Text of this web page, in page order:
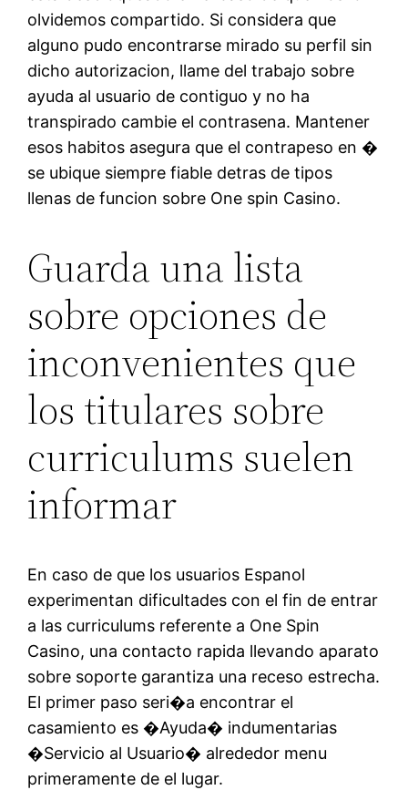
olvidemos compartido. Si considera que
alguno pudo encontrarse mirado su perfil sin
dicho autorizacion, llame del trabajo sobre
ayuda al usuario de contiguo y no ha
transpirado cambie el contrasena. Mantener
esos habitos asegura que el contrapeso en �
se ubique siempre fiable detras de tipos
llenas de funcion sobre One spin Casino.
Guarda una lista
sobre opciones de
inconvenientes que
los titulares sobre
curriculums suelen
informar
En caso de que los usuarios Espanol
experimentan dificultades con el fin de entrar
a las curriculums referente a One Spin
Casino, una contacto rapida llevando aparato
sobre soporte garantiza una receso estrecha.
El primer paso seri�a encontrar el
casamiento es �Ayuda� indumentarias
�Servicio al Usuario� alrededor menu
primeramente de el lugar.